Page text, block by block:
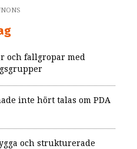
och fallgropar med
inte hört talas om PDA
och strukturerade